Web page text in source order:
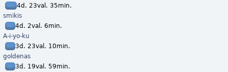
4d. 23val. 35min.
smikis
4d. 2val. 6min.
A-i-yo-ku
3d. 23val. 10min.
goldenas
3d. 19val. 59min.